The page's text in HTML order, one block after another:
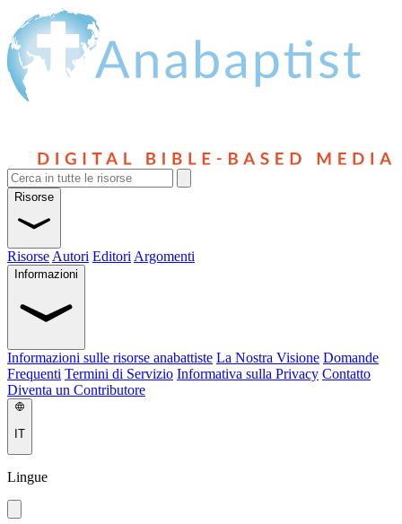
Risorse
Risorse Autori Editori Argomenti
Informazioni
Informazioni sulle risorse anabattiste La Nostra Visione Domande
Frequenti Termini di Servizio Informativa sulla Privacy Contatto
Diventa un Contributore
IT
Lingue